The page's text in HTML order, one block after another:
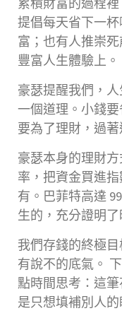
累積財富的過程
提倡每天省下一
富；也有人推崇
豐富人生體驗上。
豪瑟提醒我們，
一個道理。小錢
要為了理財，過
豪瑟本身的理財
率，把資金買進
有。巴菲特高達
生的，充分證明了
我們存錢的終極
有說不的底氣。
點時間思考：這
是只想填補別人的